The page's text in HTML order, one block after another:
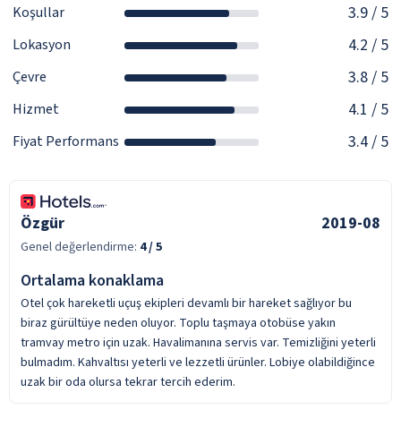
Koşullar 3.9/ 5
Lokasyon 4.2 / 5
Çevre 3.8/ 5
Hizmet 4.1 / 5
Fiyat Performans 3.4/ 5
Özgür 2019-08
Genel değerlendirme: 4/ 5
Ortalama konaklama
Otel çok hareketli uçuş ekipleri devamlı bir hareket sağlıyor bu
biraz gürültüye neden oluyor. Toplu taşmaya otobüse yakın
tramvay metro için uzak. Havalimanına servis var. Temizliğini yeterli
bulmadım. Kahvaltısı yeterli ve lezzetli ürünler. Lobiye olabildiğince
uzak bir oda olursa tekrar tercih ederim.